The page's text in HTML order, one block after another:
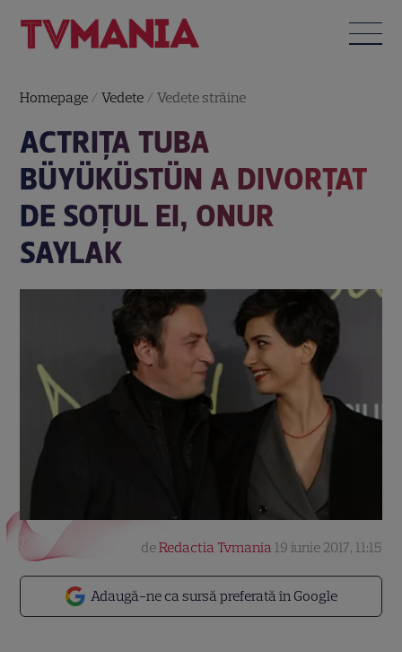
Homepage /Vedete /Vedete străine
ACTRIȚA TUBA
BÜYÜKÜSTÜN A DIVORȚAT
DE SOȚUL EI, ONUR
SAYLAK
Adaugă-ne ca sursă preferată în Google
deRedactia Tvmania 19 iunie 2017, 11:15